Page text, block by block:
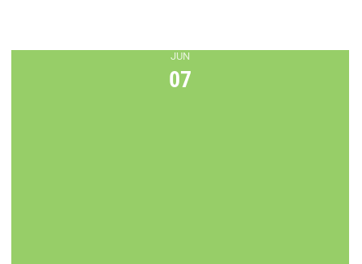
JUN
07